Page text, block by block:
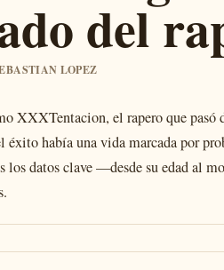
del
LOPEZ
XXXTentacion, el rapero que pasó
éxito había una vida marcada por
datos clave —desde su edad al